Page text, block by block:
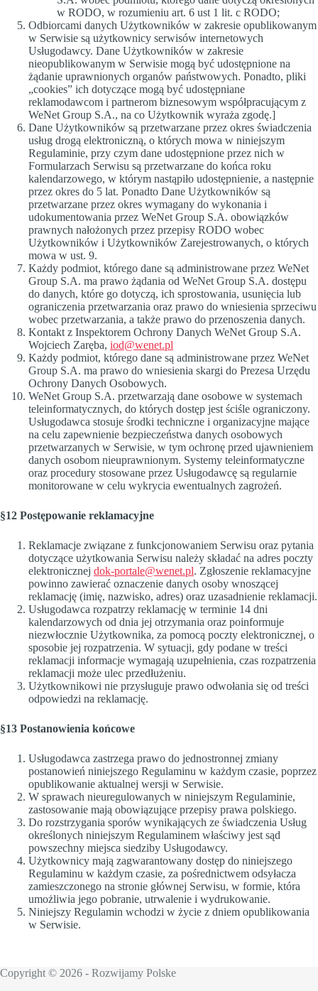
w RODO, w rozumieniu art. 6 ust 1 lit. c RODO;
Odbiorcami danych Użytkowników w zakresie opublikowanym
w Serwisie są użytkownicy serwisów internetowych
Usługodawcy. Dane Użytkowników w zakresie
nieopublikowanym w Serwisie mogą być udostępnione na
żądanie uprawnionych organów państwowych. Ponadto, pliki
„cookies” ich dotyczące mogą być udostępniane
reklamodawcom i partnerom biznesowym współpracującym z
WeNet Group S.A., na co Użytkownik wyraża zgodę.]
Dane Użytkowników są przetwarzane przez okres świadczenia
usług drogą elektroniczną, o których mowa w niniejszym
Regulaminie, przy czym dane udostępnione przez nich w
Formularzach Serwisu są przetwarzane do końca roku
kalendarzowego, w którym nastąpiło udostępnienie, a następnie
przez okres do 5 lat. Ponadto Dane Użytkowników są
przetwarzane przez okres wymagany do wykonania i
udokumentowania przez WeNet Group S.A. obowiązków
prawnych nałożonych przez przepisy RODO wobec
Użytkowników i Użytkowników Zarejestrowanych, o których
mowa w ust. 9.
Każdy podmiot, którego dane są administrowane przez WeNet
Group S.A. ma prawo żądania od WeNet Group S.A. dostępu
do danych, które go dotyczą, ich sprostowania, usunięcia lub
ograniczenia przetwarzania oraz prawo do wniesienia sprzeciwu
wobec przetwarzania, a także prawo do przenoszenia danych.
Kontakt z Inspektorem Ochrony Danych WeNet Group S.A.
Wojciech Zaręba, iod@wenet.pl
Każdy podmiot, którego dane są administrowane przez WeNet
Group S.A. ma prawo do wniesienia skargi do Prezesa Urzędu
Ochrony Danych Osobowych.
WeNet Group S.A. przetwarzają dane osobowe w systemach
teleinformatycznych, do których dostęp jest ściśle ograniczony.
Usługodawca stosuje środki techniczne i organizacyjne mające
na celu zapewnienie bezpieczeństwa danych osobowych
przetwarzanych w Serwisie, w tym ochronę przed ujawnieniem
danych osobom nieuprawnionym. Systemy teleinformatyczne
oraz procedury stosowane przez Usługodawcę są regularnie
monitorowane w celu wykrycia ewentualnych zagrożeń.
§12 Postępowanie reklamacyjne
Reklamacje związane z funkcjonowaniem Serwisu oraz pytania
dotyczące użytkowania Serwisu należy składać na adres poczty
elektronicznej dok-portale@wenet.pl. Zgłoszenie reklamacyjne
powinno zawierać oznaczenie danych osoby wnoszącej
reklamację (imię, nazwisko, adres) oraz uzasadnienie reklamacji.
Usługodawca rozpatrzy reklamację w terminie 14 dni
kalendarzowych od dnia jej otrzymania oraz poinformuje
niezwłocznie Użytkownika, za pomocą poczty elektronicznej, o
sposobie jej rozpatrzenia. W sytuacji, gdy podane w treści
reklamacji informacje wymagają uzupełnienia, czas rozpatrzenia
reklamacji może ulec przedłużeniu.
Użytkownikowi nie przysługuje prawo odwołania się od treści
odpowiedzi na reklamację.
§13 Postanowienia końcowe
Usługodawca zastrzega prawo do jednostronnej zmiany
postanowień niniejszego Regulaminu w każdym czasie, poprzez
opublikowanie aktualnej wersji w Serwisie.
W sprawach nieuregulowanych w niniejszym Regulaminie,
zastosowanie mają obowiązujące przepisy prawa polskiego.
Do rozstrzygania sporów wynikających ze świadczenia Usług
określonych niniejszym Regulaminem właściwy jest sąd
powszechny miejsca siedziby Usługodawcy.
Użytkownicy mają zagwarantowany dostęp do niniejszego
Regulaminu w każdym czasie, za pośrednictwem odsyłacza
zamieszczonego na stronie głównej Serwisu, w formie, która
umożliwia jego pobranie, utrwalenie i wydrukowanie.
Niniejszy Regulamin wchodzi w życie z dniem opublikowania
w Serwisie.
Copyright © 2026 - Rozwijamy Polske